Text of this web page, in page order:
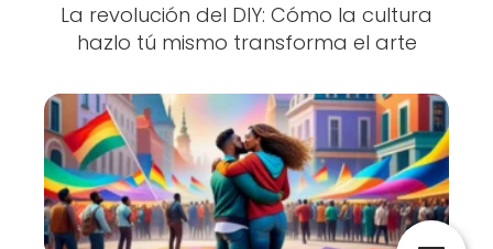
La revolución del DIY: Cómo la cultura
hazlo tú mismo transforma el arte